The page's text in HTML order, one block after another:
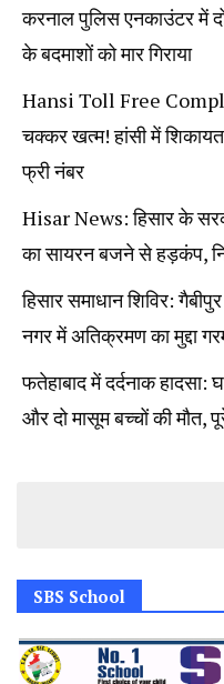
करनाल पुलिस एनकाउंटर में
के बदमाशों को मार गिराया
Hansi Toll Free
चक्कर खत्म! हांसी में
फ्री नंबर
Hisar News: हिसार के
का सायरन बजने से हड़कंप,
हिसार समाधान शिविर:
नगर में अतिक्रमण का मुद्दा
फतेहाबाद में दर्दनाक
और दो मासूम बच्चों की मौत,
SBS School